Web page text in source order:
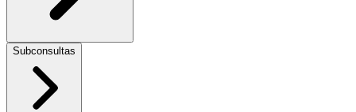
Subconsultas